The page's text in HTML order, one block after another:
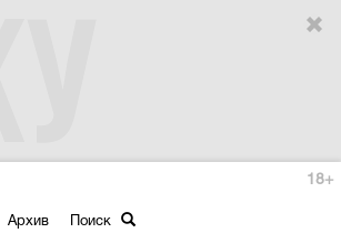
Архив Поиск
18+